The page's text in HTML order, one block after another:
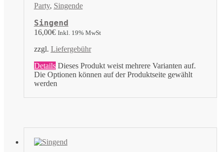
Party, Singende
Singend
16,00€ Inkl. 19% MwSt
zzgl. Liefergebühr
Details Dieses Produkt weist mehrere Varianten auf.
Die Optionen können auf der Produktseite gewählt
werden